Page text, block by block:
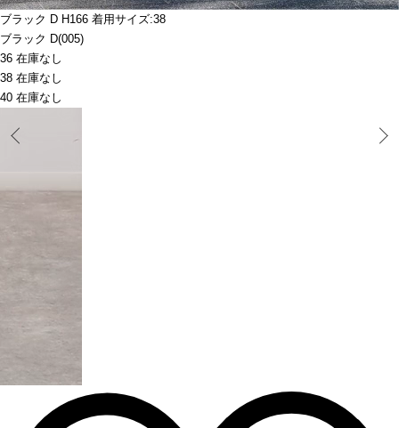
ブラック D H166 着用サイズ:38
ブラック D(005)
36 在庫なし
38 在庫なし
40 在庫なし